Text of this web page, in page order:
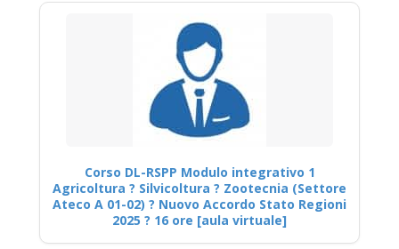
Corso DL-RSPP Modulo integrativo 1
Agricoltura ? Silvicoltura ? Zootecnia (Settore
Ateco A 01-02) ? Nuovo Accordo Stato Regioni
2025 ? 16 ore [aula virtuale]